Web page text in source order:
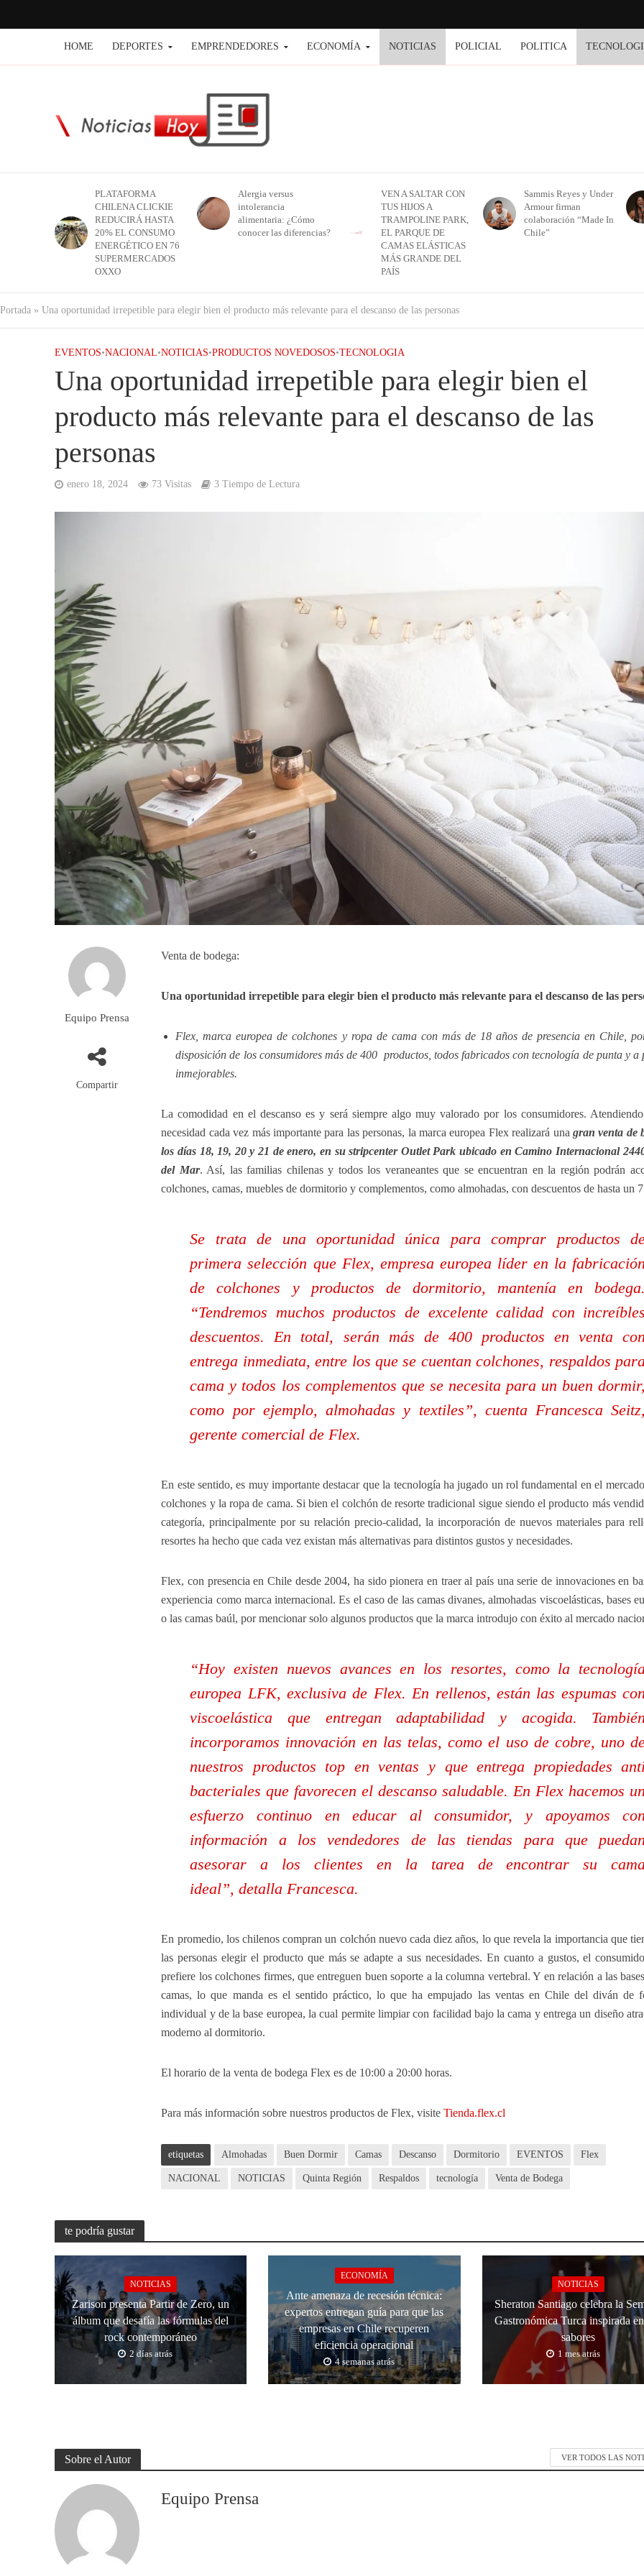
HOME DEPORTES EMPRENDEDORES ECONOMÍA NOTICIAS POLICIAL POLITICA
PLATAFORMA
CHILENA CLICKIE
REDUCIRÁ HASTA
20% EL CONSUMO
ENERGÉTICO EN 76
SUPERMERCADOS
OXXO
Alergia versus
intolerancia
alimentaria: ¿Cómo
conocer las diferencias?
VEN A SALTAR CON
TUS HIJOS A
TRAMPOLINE PARK,
EL PARQUE DE
CAMAS ELÁSTICAS
MÁS GRANDE DEL
PAÍS
Sammis Reyes y Under
Armour firman
colaboración “Made In
Chile”
Portada » Una oportunidad irrepetible para elegir bien el producto más relevante para el descanso de las personas
EVENTOS•NACIONAL•NOTICIAS•PRODUCTOS NOVEDOSOS•TECNOLOGIA
Una oportunidad irrepetible para elegir bien el
producto más relevante para el descanso de las
personas
enero 18, 2024 73 Visitas 3 Tiempo de Lectura
Equipo Prensa
Compartir
Venta de bodega:
Una oportunidad irrepetible para elegir bien el producto más relevante para el descanso de las
Flex, marca europea de colchones y ropa de cama con más de 18 años de presencia en Chile,
disposición de los consumidores más de 400 productos, todos fabricados con tecnología de punta y a
inmejorables.
La comodidad en el descanso es y será siempre algo muy valorado por los consumidores.
necesidad cada vez más importante para las personas, la marca europea Flex realizará unagran venta de
los días 18, 19, 20 y 21 de enero, en su stripcenter Outlet Park ubicado en Camino Internacional
del Mar. Así, las familias chilenas y todos los veraneantes que se encuentran en la región podrán
colchones, camas, muebles de dormitorio y complementos, como almohadas, con descuentos de hasta un
Se trata de una oportunidad única para comprar productos
primera selección que Flex, empresa europea líder en la fabricación
de colchones y productos de dormitorio, mantenía en bodega.
“Tendremos muchos productos de excelente calidad con increíbles
descuentos. En total, serán más de 400 productos en venta con
entrega inmediata, entre los que se cuentan colchones, respaldos para
cama y todos los complementos que se necesita para un buen dormir,
como por ejemplo, almohadas y textiles”, cuenta Francesca Seitz,
gerente comercial de Flex.
En este sentido, es muy importante destacar que la tecnología ha jugado un rol fundamental en el
colchones y la ropa de cama. Si bien el colchón de resorte tradicional sigue siendo el producto más
categoría, principalmente por su relación precio-calidad, la incorporación de nuevos materiales para
resortes ha hecho que cada vez existan más alternativas para distintos gustos y necesidades.
Flex, con presencia en Chile desde 2004, ha sido pionera en traer al país una serie de innovaciones en
experiencia como marca internacional. Es el caso de las camas divanes, almohadas viscoelásticas, bases
o las camas baúl, por mencionar solo algunos productos que la marca introdujo con éxito al mercado
“Hoy existen nuevos avances en los resortes, como la tecnología
europea LFK, exclusiva de Flex. En rellenos, están las espumas con
viscoelástica que entregan adaptabilidad y acogida. También
incorporamos innovación en las telas, como el uso de cobre, uno
nuestros productos top en ventas y que entrega propiedades
bacteriales que favorecen el descanso saludable. En Flex hacemos un
esfuerzo continuo en educar al consumidor, y apoyamos con
información a los vendedores de las tiendas para que puedan
asesorar a los clientes en la tarea de encontrar su cama
ideal”, detalla Francesca.
En promedio, los chilenos compran un colchón nuevo cada diez años, lo que revela la importancia que
las personas elegir el producto que más se adapte a sus necesidades. En cuanto a gustos, el
prefiere los colchones firmes, que entreguen buen soporte a la columna vertebral. Y en relación a las
camas, lo que manda es el sentido práctico, lo que ha empujado las ventas en Chile del diván de
individual y de la base europea, la cual permite limpiar con facilidad bajo la cama y entrega un diseño
moderno al dormitorio.
El horario de la venta de bodega Flex es de 10:00 a 20:00 horas.
Para más información sobre nuestros productos de Flex, visiteTienda.flex.cl
etiquetas Almohadas Buen Dormir Camas Descanso Dormitorio EVENTOS Flex
NACIONAL NOTICIAS Quinta Región Respaldos tecnología Venta de Bodega
te podría gustar
NOTICIAS
Zarison presenta Partir de Zero, un
álbum que desafía las fórmulas del
rock contemporáneo
2 días atrás
ECONOMÍA
Ante amenaza de recesión técnica:
expertos entregan guía para que las
empresas en Chile recuperen
eficiencia operacional
4 semanas atrás
NOTICIAS
Sheraton Santiago celebra la
Gastronómica Turca inspirada
sabores
1 mes atrás
Sobre el Autor VER TODOS LAS
Equipo Prensa